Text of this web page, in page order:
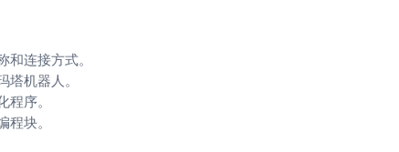
连接方式。
机器人。
序。
块。